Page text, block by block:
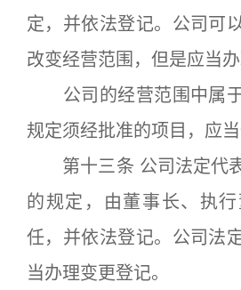
定，并依法登记。公司可
改变经营范围，但是应当办
公司的经营范围中属于
规定须经批准的项目，应当
第十三条 公司法定代
的规定，由董事长、执
任，并依法登记。公司法
当办理变更登记。